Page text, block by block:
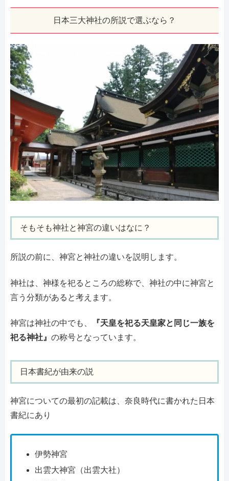
日本三大神社の所説で選ぶなら？
そもそも神社と神宮の違いはなに？
所説の前に、神宮と神社の違いを説明します。
神社は、神様を祀るところの総称で、神社の中に神宮と
言う分類があると考えます。
神宮は神社の中でも、
『天皇を祀る天皇家と同じ一族を
祀る神社』 の称号となっています。
日本書紀が由来の説
神宮についての最初の記載は、奈良時代に書かれた日本
書紀にあり
伊勢神宮
出雲大神宮（出雲大社）